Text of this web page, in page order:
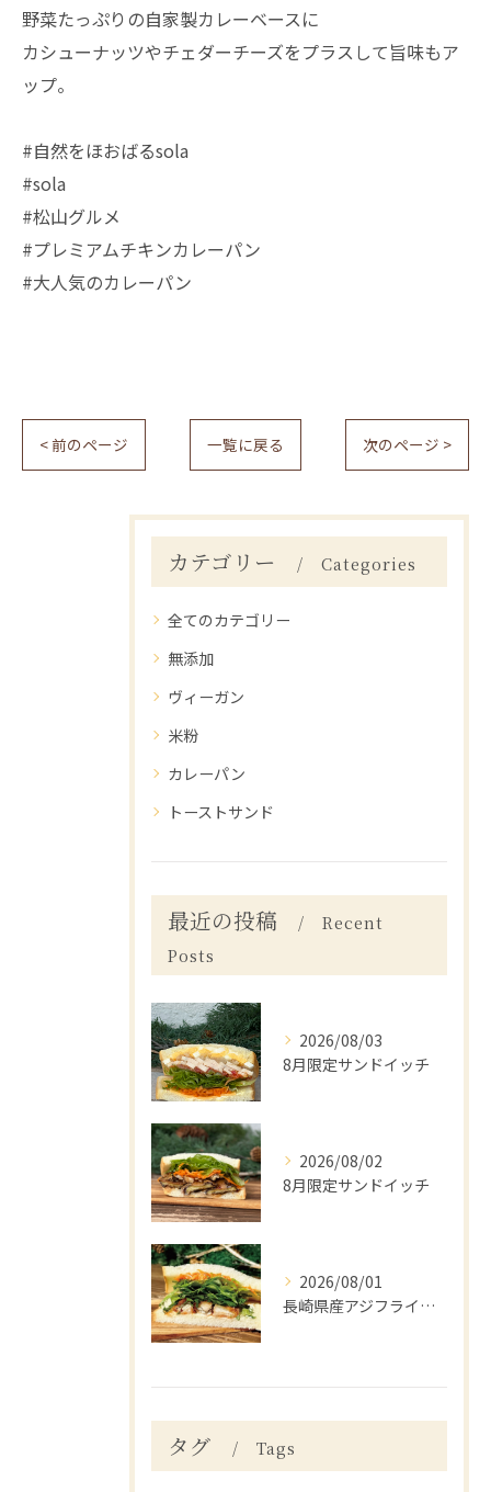
野菜たっぷりの自家製カレーベースに
カシューナッツやチェダーチーズをプラスして旨味もア
ップ。
#自然をほおばるsola
#sola
#松山グルメ
#プレミアムチキンカレーパン
#大人気のカレーパン
< 前のページ 一覧に戻る 次のページ >
カテゴリー Categories
全てのカテゴリー
無添加
ヴィーガン
米粉
カレーパン
トーストサンド
最近の投稿
Recent
Posts
2026/08/03
8月限定サンドイッチ
2026/08/02
8月限定サンドイッチ
2026/08/01
長崎県産アジフライと梅しそ
タグ Tags